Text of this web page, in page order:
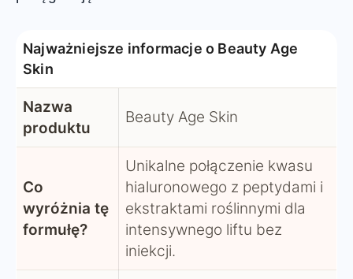
Najważniejsze informacje o Beauty Age
Skin
Nazwa
produktu
Beauty Age Skin
Co
wyróżnia tę
formułę?
Unikalne połączenie kwasu
hialuronowego z peptydami i
ekstraktami roślinnymi dla
intensywnego liftu bez
iniekcji.